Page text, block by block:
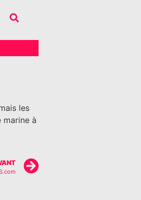
les
à